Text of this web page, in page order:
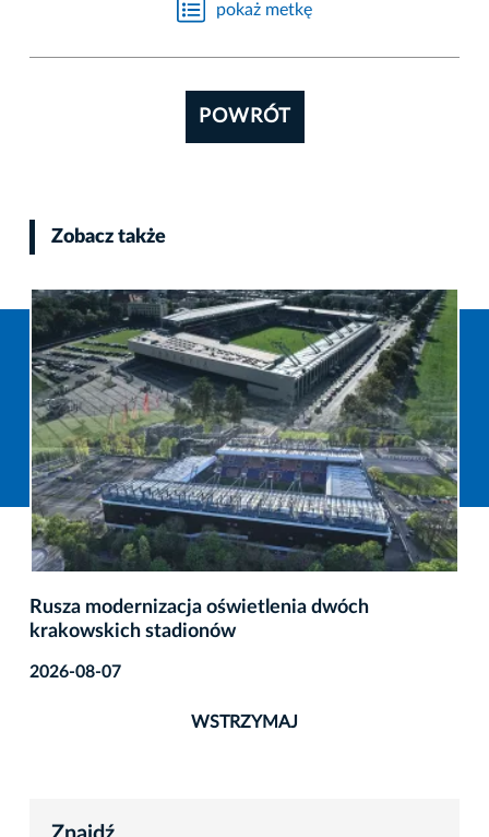
pokaż metkę
POWRÓT
Zobacz także
Rusza modernizacja oświetlenia dwóch
krakowskich stadionów
2026-08-07
WSTRZYMAJ